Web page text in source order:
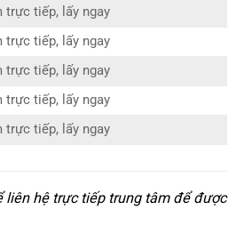
trực tiếp, lấy ngay
trực tiếp, lấy ngay
trực tiếp, lấy ngay
trực tiếp, lấy ngay
trực tiếp, lấy ngay
liên hệ trực tiếp trung tâm để được